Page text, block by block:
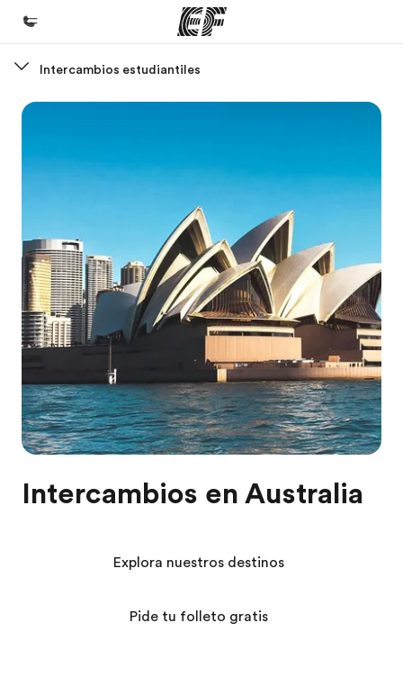
Bienvenido a EF
Encuentra una oficina
Sobre nosotros
Quiénes somos
Trabajos
Intercambios estudiantiles
Intercambios en Australia
Explora nuestros destinos
Pide tu folleto gratis